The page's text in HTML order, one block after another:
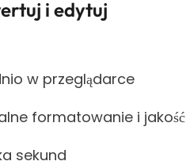
i edytuj
w przeglądarce
formatowanie i jakość
sekund